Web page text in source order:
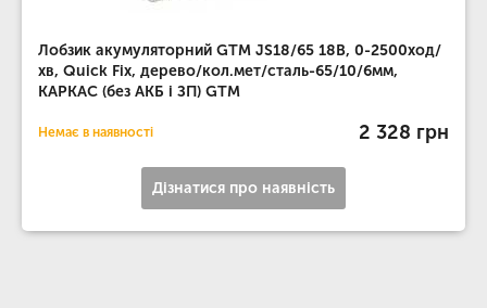
Лобзик акумуляторний GTM JS18/65 18В, 0-2500ход/
хв, Quick Fix, дерево/кол.мет/сталь-65/10/6мм,
КАРКАС (без АКБ і ЗП) GTM
Немає в наявності 2 328 грн
Дізнатися про наявність